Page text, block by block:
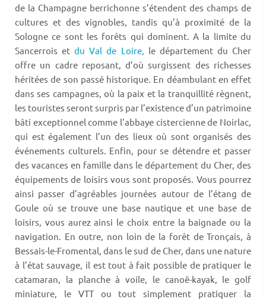
de la Champagne berrichonne s’étendent des champs de
cultures et des vignobles, tandis qu’à proximité de la
Sologne ce sont les forêts qui dominent. A la limite du
Sancerrois etdu Val de Loire, le département du Cher
offre un cadre reposant, d’où surgissent des richesses
héritées de son passé historique. En déambulant en effet
dans ses campagnes, où la paix et la tranquillité règnent,
les touristes seront surpris par l’existence d’un patrimoine
bâti exceptionnel comme l'abbaye cistercienne de Noirlac,
qui est également l’un des lieux où sont organisés des
événements culturels. Enfin, pour se détendre et passer
des vacances en famille dans le département du Cher, des
équipements de loisirs vous sont proposés. Vous pourrez
ainsi passer d’agréables journées autour de l’étang de
Goule où se trouve une base nautique et une base de
loisirs, vous aurez ainsi le choix entre la baignade ou la
navigation. En outre, non loin de la forêt de Tronçais, à
Bessais-le-Fromental, dans le sud de Cher, dans une nature
à l’état sauvage, il est tout à fait possible de pratiquer le
catamaran, la planche à voile, le canoë-kayak, le golf
miniature, le VTT ou tout simplement pratiquer la